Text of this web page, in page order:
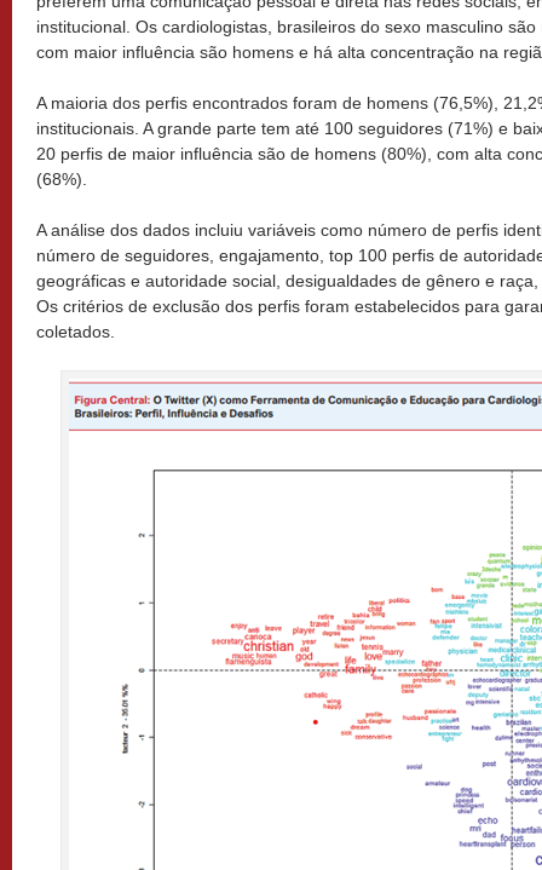
institucional. Os cardiologistas, brasileiros do sexo masculino
com maior influência são homens e há alta concentração na
A maioria dos perfis encontrados foram de homens (76,5%),
institucionais. A grande parte tem até 100 seguidores (71%) e
20 perfis de maior influência são de homens (80%), com alta
(68%).
A análise dos dados incluiu variáveis como número de perfis
número de seguidores, engajamento, top 100 perfis de
geográficas e autoridade social, desigualdades de gênero e
Os critérios de exclusão dos perfis foram estabelecidos para
coletados.